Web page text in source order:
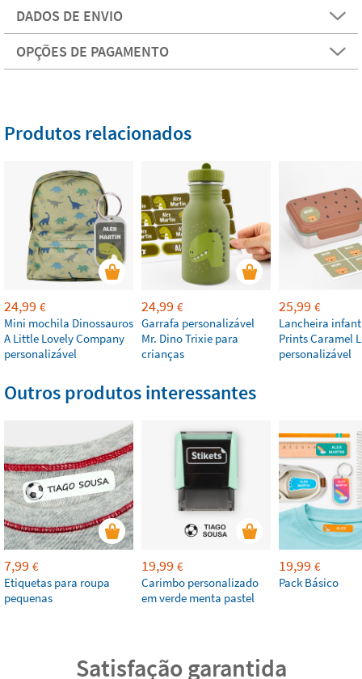
DADOS DE ENVIO
OPÇÕES DE PAGAMENTO
Produtos relacionados
24,99 €
Mini mochila Dinossauros
A Little Lovely Company
personalizável
24,99 €
Garrafa personalizável
Mr. Dino Trixie para
crianças
25,99 €
Lancheira
Prints Caramel
personalizável
Outros produtos interessantes
7,99 €
Etiquetas para roupa
pequenas
19,99 €
Carimbo personalizado
em verde menta pastel
19,99 €
Pack Básico
Satisfação garantida